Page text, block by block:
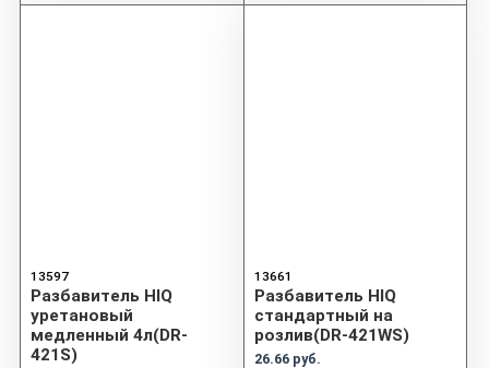
13597
Разбавитель HIQ
уретановый
медленный 4л(DR-
421S)
13661
Разбавитель HIQ
стандартный на
розлив(DR-421WS)
26.66 руб.